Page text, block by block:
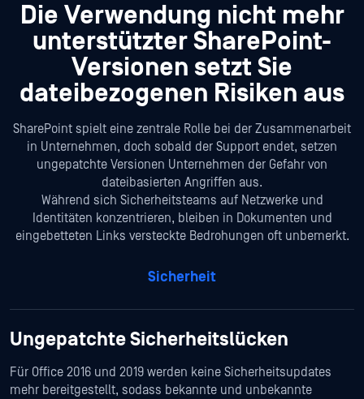
Die Verwendung nicht mehr
unterstützter SharePoint-
Versionen setzt Sie
dateibezogenen Risiken aus
SharePoint spielt eine zentrale Rolle bei der Zusammenarbeit
in Unternehmen, doch sobald der Support endet, setzen
ungepatchte Versionen Unternehmen der Gefahr von
dateibasierten Angriffen aus.
Während sich Sicherheitsteams auf Netzwerke und
Identitäten konzentrieren, bleiben in Dokumenten und
eingebetteten Links versteckte Bedrohungen oft unbemerkt.
Sicherheit
Ungepatchte Sicherheitslücken
Für Office 2016 und 2019 werden keine Sicherheitsupdates
mehr bereitgestellt, sodass bekannte und unbekannte